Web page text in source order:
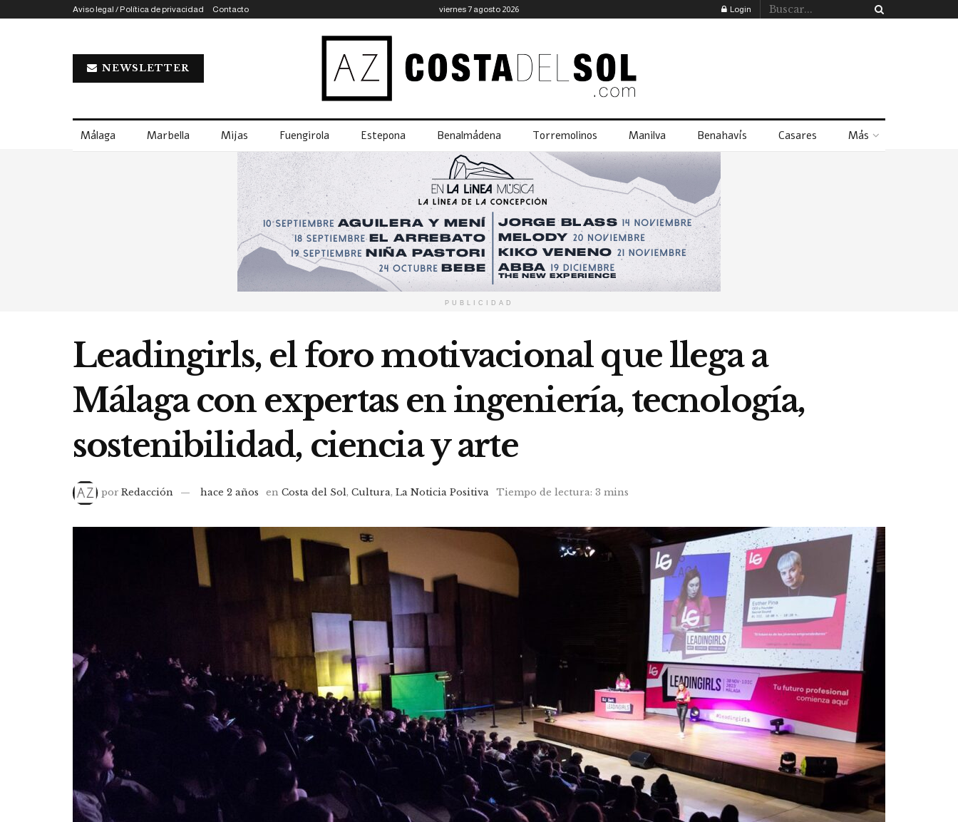
Aviso legal / Política de privacidad Contacto viernes 7 agosto 2026 Login
NEWSLETTER
Málaga Marbella Mijas Fuengirola Estepona Benalmádena Torremolinos Manilva Benahavís Casares Más
PUBLICIDAD
Leadingirls, el foro motivacional que llega a
Málaga con expertas en ingeniería, tecnología,
sostenibilidad, ciencia y arte
por Redacción hace 2 años en Costa del Sol,Cultura,La Noticia Positiva Tiempo de lectura: 3 mins